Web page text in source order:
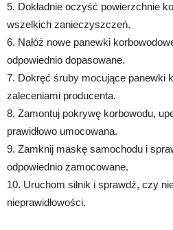
5. Dokładnie oczyść powierzchnie
wszelkich zanieczyszczeń.
6. Nałóż nowe panewki
odpowiednio dopasowane.
7. Dokręć śruby mocujące panewki
zaleceniami producenta.
8. Zamontuj pokrywę korbowodu,
prawidłowo umocowana.
9. Zamknij maskę samochodu i
odpowiednio zamocowane.
10. Uruchom silnik i sprawdź, czy
nieprawidłowości.